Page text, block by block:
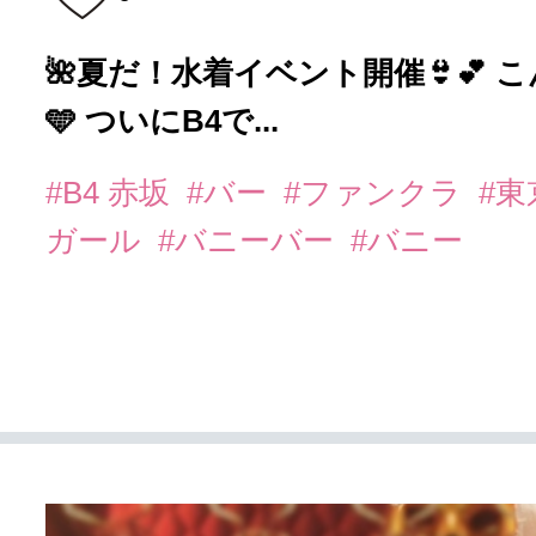
🌺夏だ！水着イベント開催👙💕
🩵 ついにB4で...
#B4 赤坂 #バー #ファンクラ
#
ガール #バニーバー #バニー